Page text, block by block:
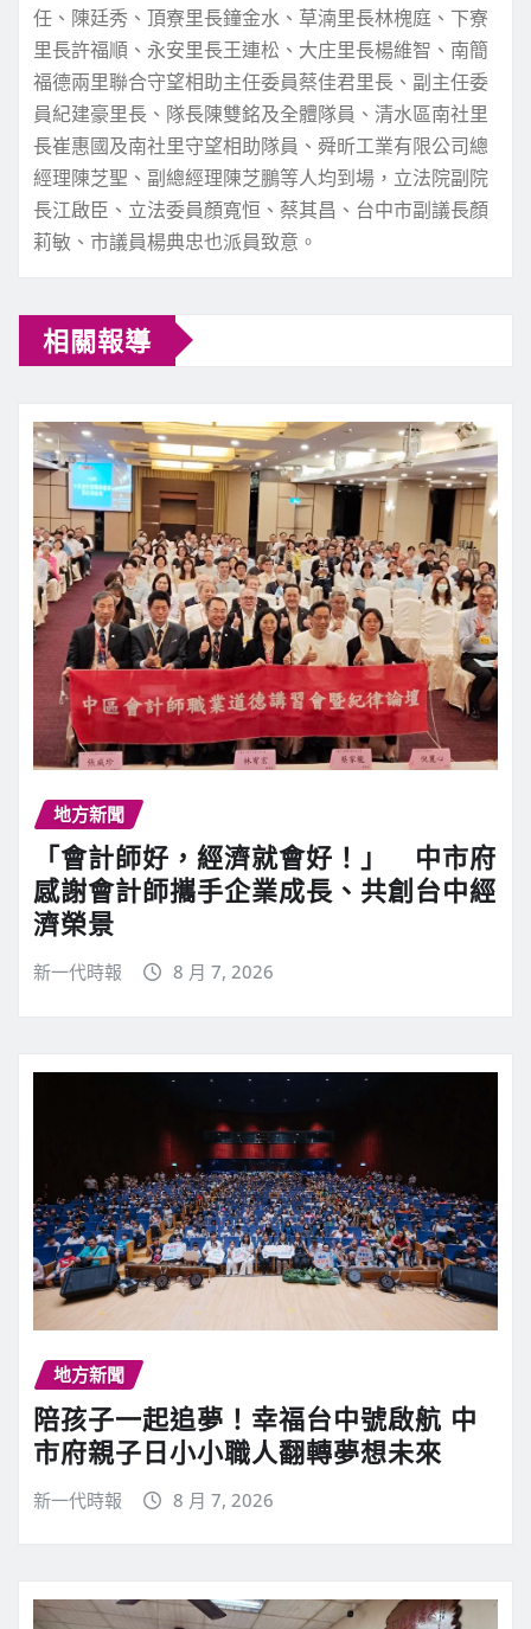
任、陳廷秀、頂寮里長鐘金水、草湳里長林槐庭、下寮
里長許福順、永安里長王連松、大庄里長楊維智、南簡
福德兩里聯合守望相助主任委員蔡佳君里長、副主任委
員紀建豪里長、隊長陳雙銘及全體隊員、清水區南社里
長崔惠國及南社里守望相助隊員、舜昕工業有限公司總
經理陳芝聖、副總經理陳芝鵬等人均到場，立法院副院
長江啟臣、立法委員顏寬恒、蔡其昌、台中市副議長顏
莉敏、市議員楊典忠也派員致意。
相關報導
地方新聞
「會計師好，經濟就會好！」 中市府
感謝會計師攜手企業成長、共創台中經
濟榮景
新一代時報 8 月 7, 2026
地方新聞
陪孩子一起追夢！幸福台中號啟航 中
市府親子日小小職人翻轉夢想未來
新一代時報 8 月 7, 2026